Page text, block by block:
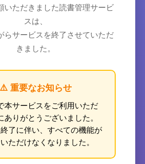
いただきました読書管理サービ
スは、
らサービスを終了させていただ
きました。
⚠️ 重要なお知らせ
本サービスをご利用いただ
ありがとうございました。
了に伴い、すべての機能が
ただけなくなりました。